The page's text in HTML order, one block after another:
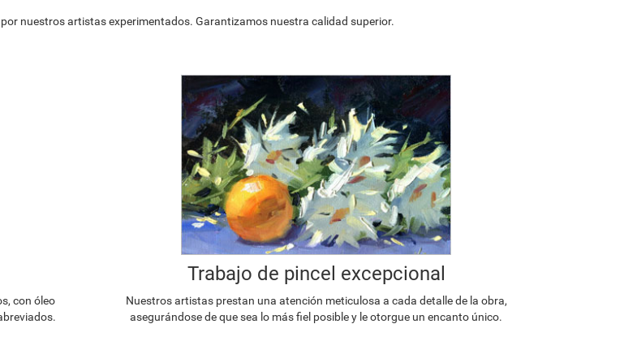
nuestros artistas experimentados. Garantizamos nuestra calidad superior.
con óleo
Trabajo de pincel excepcional
Nuestros artistas prestan una atención meticulosa a cada detalle de la obra,
asegurándose de que sea lo más fiel posible y le otorgue un encanto único.